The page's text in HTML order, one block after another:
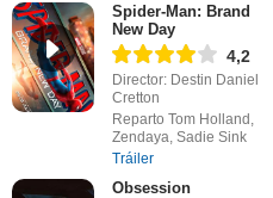
Spider-Man: Brand
New Day
4,2
Director: Destin Daniel
Cretton
Reparto Tom Holland,
Zendaya, Sadie Sink
Tráiler
Obsession